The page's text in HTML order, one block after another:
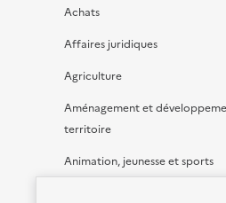
Achats
Affaires juridiques
Agriculture
Aménagement et
territoire
Animation, jeunesse et sports